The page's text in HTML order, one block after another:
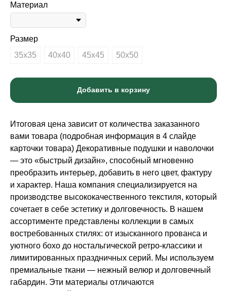
Материал
Размер
35х35
40х40 45х45 50х50
Добавить в корзину
Итоговая цена зависит от количества заказанного
вами товара (подробная информация в 4 слайде
карточки товара) Декоративные подушки и наволочки
— это «быстрый дизайн», способный мгновенно
преобразить интерьер, добавить в него цвет, фактуру
и характер. Наша компания специализируется на
производстве высококачественного текстиля, который
сочетает в себе эстетику и долговечность. В нашем
ассортименте представлены коллекции в самых
востребованных стилях: от изысканного прованса и
уютного бохо до ностальгической ретро-классики и
лимитированных праздничных серий. Мы используем
премиальные ткани — нежный велюр и долговечный
габардин. Эти материалы отличаются